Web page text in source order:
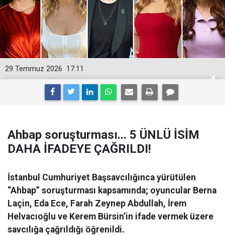
17:11
29 Temmuz 2026
Ahbap soruşturması... 5 ÜNLÜ İSİM
DAHA İFADEYE ÇAĞRILDI!
İstanbul Cumhuriyet Başsavcılığınca yürütülen
“Ahbap” soruşturması kapsamında; oyuncular Berna
Laçin, Eda Ece, Farah Zeynep Abdullah, İrem
Helvacıoğlu ve Kerem Bürsin’in ifade vermek üzere
savcılığa çağrıldığı öğrenildi.